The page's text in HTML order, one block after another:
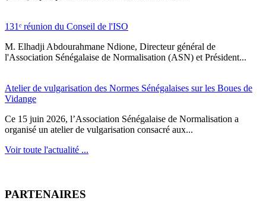
131ᵉ réunion du Conseil de l'ISO
M. Elhadji Abdourahmane Ndione, Directeur général de
l'Association Sénégalaise de Normalisation (ASN) et Président...
Atelier de vulgarisation des Normes Sénégalaises sur les Boues de
Vidange
Ce 15 juin 2026, l’Association Sénégalaise de Normalisation a
organisé un atelier de vulgarisation consacré aux...
Voir toute l'actualité ...
PARTENAIRES